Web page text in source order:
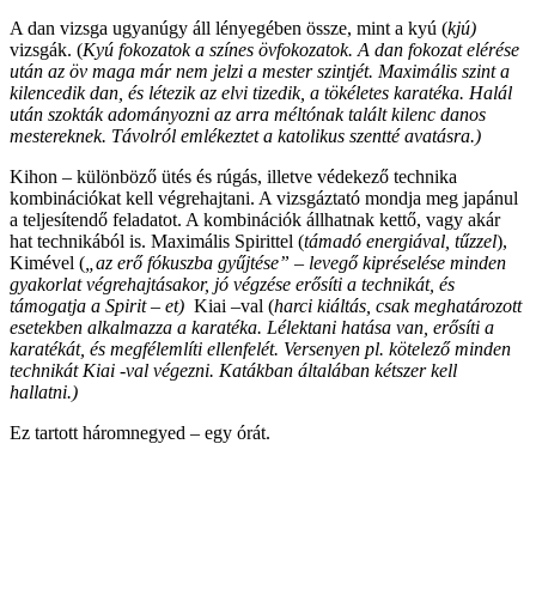
A dan vizsga ugyanúgy áll lényegében össze, mint a kyú (kjú)
vizsgák. (Kyú fokozatok a színes övfokozatok. A dan fokozat elérése
után az öv maga már nem jelzi a mester szintjét. Maximális szint a
kilencedik dan, és létezik az elvi tizedik, a tökéletes karatéka. Halál
után szokták adományozni az arra méltónak talált kilenc danos
mestereknek. Távolról emlékeztet a katolikus szentté avatásra.)
Kihon – különböző ütés és rúgás, illetve védekező technika
kombinációkat kell végrehajtani. A vizsgáztató mondja meg japánul
a teljesítendő feladatot. A kombinációk állhatnak kettő, vagy akár
hat technikából is. Maximális Spirittel (támadó energiával, tűzzel),
Kimével ( „az erő fókuszba gyűjtése” – levegő kipréselése minden
gyakorlat végrehajtásakor, jó végzése erősíti a technikát, és
támogatja a Spirit – et) Kiai –val (harci kiáltás, csak meghatározott
esetekben alkalmazza a karatéka. Lélektani hatása van, erősíti a
karatékát, és megfélemlíti ellenfelét. Versenyen pl. kötelező minden
technikát Kiai -val végezni. Katákban általában kétszer kell
hallatni.)
Ez tartott háromnegyed – egy órát.